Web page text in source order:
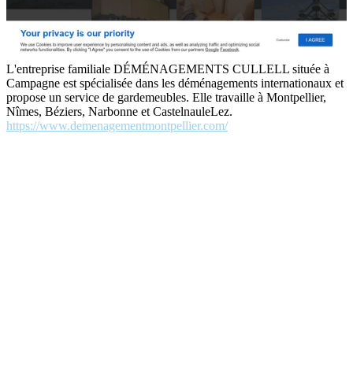
L'entreprise familiale DÉMÉNAGEMENTS CULLELL située à
Campagne est spécialisée dans les déménagements internationaux et
propose un service de gardemeubles. Elle travaille à Montpellier,
Nîmes, Béziers, Narbonne et CastelnauleLez.
https://www.demenagementmontpellier.com/